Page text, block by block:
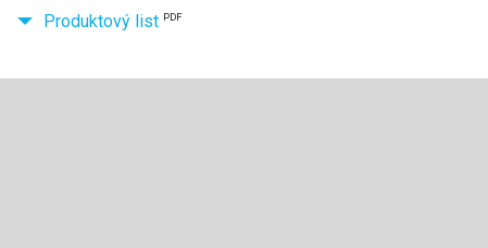
Produktový list PDF